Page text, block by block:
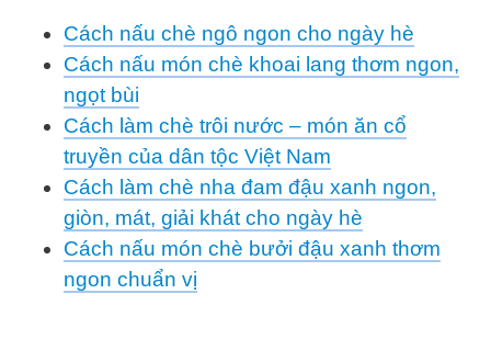
Cách nấu chè ngô ngon cho ngày hè
Cách nấu món chè khoai lang thơm ngon,
ngọt bùi
Cách làm chè trôi nước – món ăn cổ
truyền của dân tộc Việt Nam
Cách làm chè nha đam đậu xanh ngon,
giòn, mát, giải khát cho ngày hè
Cách nấu món chè bưởi đậu xanh thơm
ngon chuẩn vị